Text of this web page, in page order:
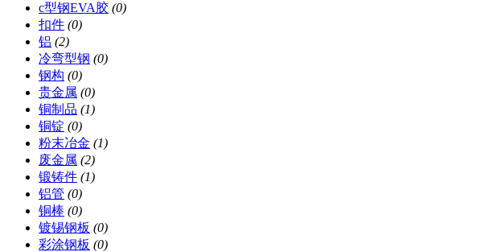
c型钢EVA胶 (0)
扣件 (0)
铝 (2)
冷弯型钢 (0)
钢构 (0)
贵金属 (0)
铜制品 (1)
铜锭 (0)
粉末冶金 (1)
废金属 (2)
锻铸件 (1)
铝管 (0)
铜棒 (0)
镀锡钢板 (0)
彩涂钢板 (0)